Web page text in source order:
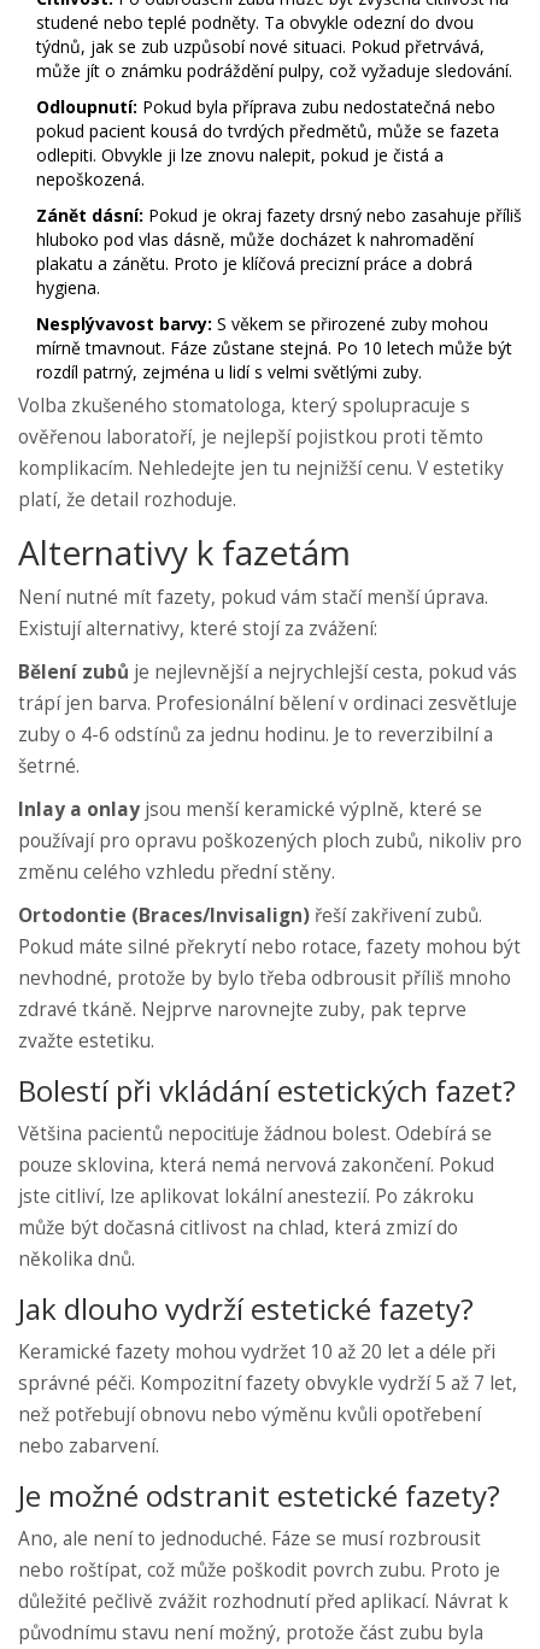
studené nebo teplé podněty. Ta obvykle odezní do dvou
týdnů, jak se zub uzpůsobí nové situaci. Pokud přetrvává,
může jít o známku podráždění pulpy, což vyžaduje sledování.
Odloupnutí: Pokud byla příprava zubu nedostatečná nebo
pokud pacient kousá do tvrdých předmětů, může se fazeta
odlepiti. Obvykle ji lze znovu nalepit, pokud je čistá a
nepoškozená.
Zánět dásní: Pokud je okraj fazety drsný nebo zasahuje příliš
hluboko pod vlas dásně, může docházet k nahromadění
plakatu a zánětu. Proto je klíčová precizní práce a dobrá
hygiena.
Nesplývavost barvy: S věkem se přirozené zuby mohou
mírně tmavnout. Fáze zůstane stejná. Po 10 letech může být
rozdíl patrný, zejména u lidí s velmi světlými zuby.
Volba zkušeného stomatologa, který spolupracuje s
ověřenou laboratoří, je nejlepší pojistkou proti těmto
komplikacím. Nehledejte jen tu nejnižší cenu. V estetiky
platí, že detail rozhoduje.
Alternativy k fazetám
Není nutné mít fazety, pokud vám stačí menší úprava.
Existují alternativy, které stojí za zvážení:
Bělení zubů je nejlevnější a nejrychlejší cesta, pokud vás
trápí jen barva. Profesionální bělení v ordinaci zesvětluje
zuby o 4-6 odstínů za jednu hodinu. Je to reverzibilní a
šetrné.
Inlay a onlay jsou menší keramické výplně, které se
používají pro opravu poškozených ploch zubů, nikoliv pro
změnu celého vzhledu přední stěny.
Ortodontie (Braces/Invisalign) řeší zakřivení zubů.
Pokud máte silné překrytí nebo rotace, fazety mohou být
nevhodné, protože by bylo třeba odbrousit příliš mnoho
zdravé tkáně. Nejprve narovnejte zuby, pak teprve
zvažte estetiku.
Bolestí při vkládání estetických fazet?
Většina pacientů nepociťuje žádnou bolest. Odebírá se
pouze sklovina, která nemá nervová zakončení. Pokud
jste citliví, lze aplikovat lokální anestezií. Po zákroku
může být dočasná citlivost na chlad, která zmizí do
několika dnů.
Jak dlouho vydrží estetické fazety?
Keramické fazety mohou vydržet 10 až 20 let a déle při
správné péči. Kompozitní fazety obvykle vydrží 5 až 7 let,
než potřebují obnovu nebo výměnu kvůli opotřebení
nebo zabarvení.
Je možné odstranit estetické fazety?
Ano, ale není to jednoduché. Fáze se musí rozbrousit
nebo roštípat, což může poškodit povrch zubu. Proto je
důležité pečlivě zvážit rozhodnutí před aplikací. Návrat k
původnímu stavu není možný, protože část zubu byla